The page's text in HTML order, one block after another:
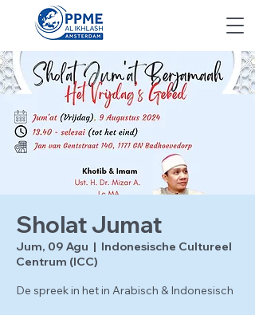
Sholat Jumat
Jum, 09 Agu
  |
Indonesische Cultureel
Centrum (ICC)
De spreek in het in Arabisch & Indonesisch